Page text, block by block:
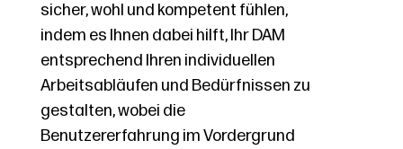
sicher, wohl und kompetent fühlen,
indem es Ihnen dabei hilft, Ihr DAM
entsprechend Ihren individuellen
Arbeitsabläufen und Bedürfnissen zu
gestalten, wobei die
Benutzererfahrung im Vordergrund